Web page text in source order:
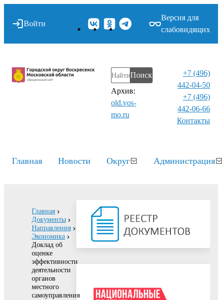
Войти
Версия для
слабовидящих
Поиск
Архив:
old.vos-
mo.ru
+7 (496)
442-04-50
+7 (496)
442-06-66
Контакты⁠
Главная Новости Округ Администрация
Главная
Документы
Направления
Экономика
Доклад об
оценке
эффективности
деятельности
органов
местного
самоуправления